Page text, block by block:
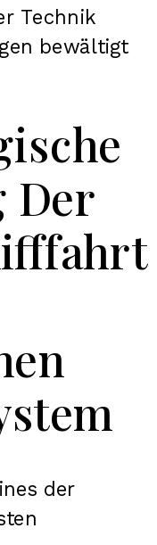
Technik
bewältigt
Der
der